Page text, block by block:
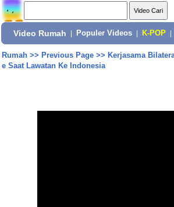
Video Rumah Populer Videos K-POP
Rumah>> Previous Page>> Kerjasama
e Saat Lawatan Ke Indonesia